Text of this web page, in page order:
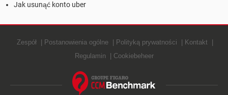
Jak usunąć konto uber
Zespół Postanowienia ogólne Polityką prywatności
Kontakt
Regulamin
Cookiebeheer